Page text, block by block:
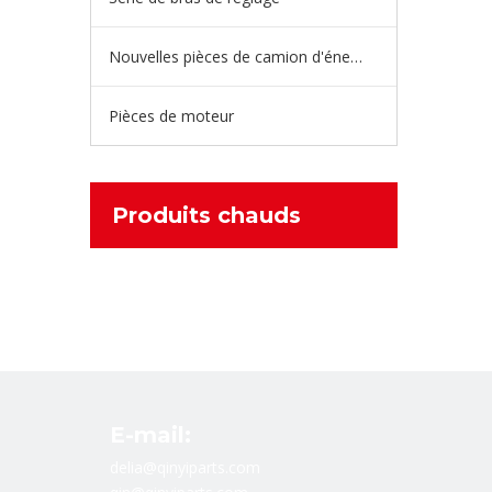
Nouvelles pièces de camion d'énergie
Pièces de moteur
Produits chauds